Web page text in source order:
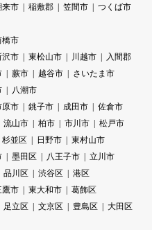
来市 稲敷郡 笠間市
つくば市
橋市
沢市 東松山市 川越市
入間郡
蕨市 越谷市
さいたま市
八潮市
原市 銚子市 成田市
佐倉市
流山市 柏市 市川市
松戸市
杉並区 日野市
東村山市
墨田区 八王子市
立川市
品川区 渋谷区
港区
鷹市 東大和市
葛飾区
足立区 文京区 豊島区
大田区